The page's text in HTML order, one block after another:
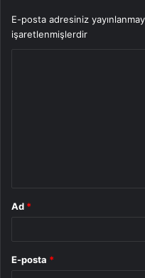
E-posta adresiniz
işaretlenmişlerdir
Ad *
E-posta *